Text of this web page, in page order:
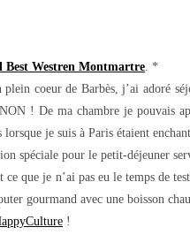
Best Westren Montmartre . *
plein coeur de Barbès, j’ai adoré
! De ma chambre je pouvais
lorsque je suis à Paris étaient
spéciale pour le petit-déjeuner
ce que je n’ai pas eu le temps de
gourmand avec une boisson
!